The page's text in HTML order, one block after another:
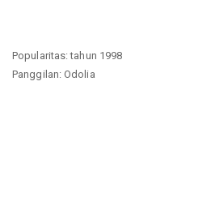
Popularitas: tahun 1998
Panggilan: Odolia